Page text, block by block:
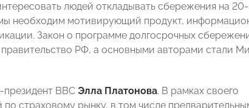
людей откладывать сбережения на
необходим мотивирующий продукт,
Закон о программе долгосрочных
РФ, а основными авторами стали
президент ВВС Элла Платонова. В рамках своего
страховому рынку, в том числе